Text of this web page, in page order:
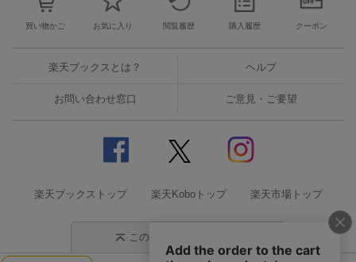
買い物かご お気に入り 閲覧履歴 購入履歴 クーポン
楽天ブックスとは？ ヘルプ
お問い合わせ窓口 ご意見・ご要望
楽天ブックストップ 楽天Koboトップ 楽天市場トップ
このページの先頭に戻る